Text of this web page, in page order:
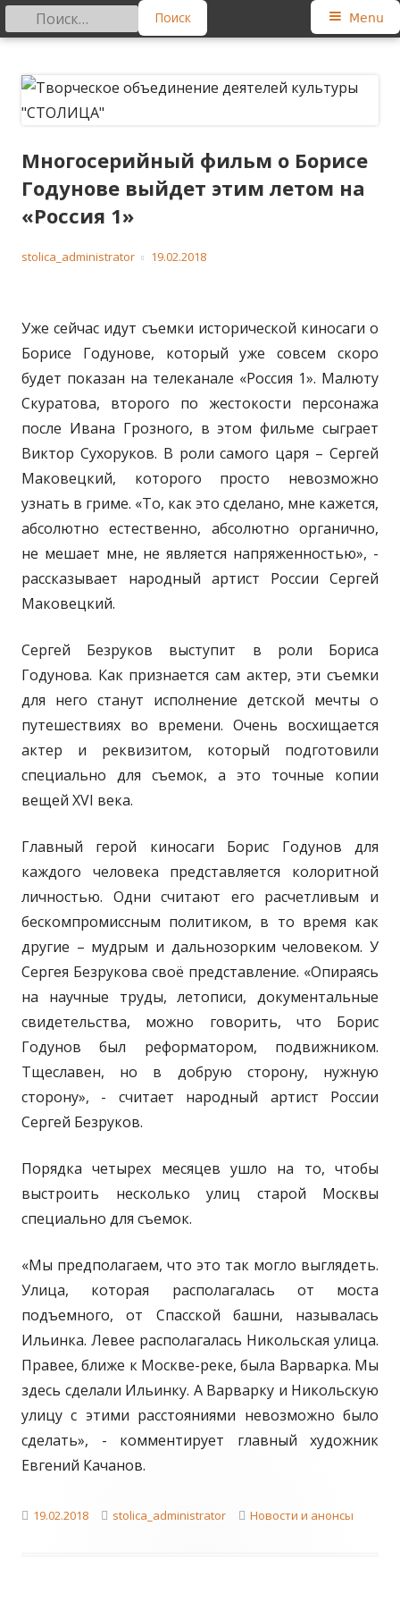
contentдеятелей культуры "СТОЛИЦА"
Primary
Menu
Найти:
Многосерийный фильм о Борисе
Годунове выйдет этим летом на
«Россия 1»
Author
stolica_administrator
Published
19.02.2018
Уже сейчас идут съемки исторической киносаги о
Борисе Годунове, который уже совсем скоро
будет показан на телеканале «Россия 1». Малюту
Скуратова, второго по жестокости персонажа
после Ивана Грозного, в этом фильме сыграет
Виктор Сухоруков. В роли самого царя – Сергей
Маковецкий, которого просто невозможно
узнать в гриме. «То, как это сделано, мне кажется,
абсолютно естественно, абсолютно органично,
не мешает мне, не является напряженностью», -
рассказывает народный артист России Сергей
Маковецкий.
Сергей Безруков выступит в роли Бориса
Годунова. Как признается сам актер, эти съемки
для него станут исполнение детской мечты о
путешествиях во времени. Очень восхищается
актер и реквизитом, который подготовили
специально для съемок, а это точные копии
вещей XVI века.
Главный герой киносаги Борис Годунов для
каждого человека представляется колоритной
личностью. Одни считают его расчетливым и
бескомпромиссным политиком, в то время как
другие – мудрым и дальнозорким человеком. У
Сергея Безрукова своё представление. «Опираясь
на научные труды, летописи, документальные
свидетельства, можно говорить, что Борис
Годунов был реформатором, подвижником.
Тщеславен, но в добрую сторону, нужную
сторону», - считает народный артист России
Сергей Безруков.
Порядка четырех месяцев ушло на то, чтобы
выстроить несколько улиц старой Москвы
специально для съемок.
«Мы предполагаем, что это так могло выглядеть.
Улица, которая располагалась от моста
подъемного, от Спасской башни, называлась
Ильинка. Левее располагалась Никольская улица.
Правее, ближе к Москве-реке, была Варварка. Мы
здесь сделали Ильинку. А Варварку и Никольскую
улицу с этими расстояниями невозможно было
сделать», - комментирует главный художник
Евгений Качанов.
Published
19.02.2018 Author
stolica_administrator Categories
Новости и анонсы